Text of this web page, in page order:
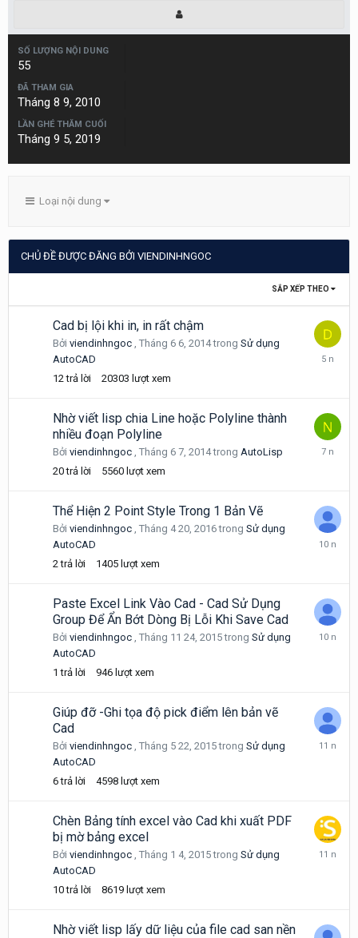
SỐ LƯỢNG NỘI DUNG
55
ĐÃ THAM GIA
Tháng 8 9, 2010
LẦN GHÉ THĂM CUỐI
Tháng 9 5, 2019
Loại nội dung
CHỦ ĐỀ ĐƯỢC ĐĂNG BỞI VIENDINHNGOC
SẮP XẾP THEO
Cad bị lội khi in, in rất chậm
Bởi viendinhngoc , Tháng 6 6, 2014trong Sử dụng
AutoCAD
12 trả lời 20303 lượt xem
Tháng
Nhờ viết lisp chia Line hoặc Polyline thành
nhiều đoạn Polyline
Bởi viendinhngoc , Tháng 6 7, 2014trong AutoLisp
20 trả lời 5560 lượt xem
Tháng
Thể Hiện 2 Point Style Trong 1 Bản Vẽ
Bởi viendinhngoc , Tháng 4 20, 2016trong Sử dụng
AutoCAD
2 trả lời 1405 lượt xem
Tháng
Paste Excel Link Vào Cad - Cad Sử Dụng
Group Để Ẩn Bớt Dòng Bị Lỗi Khi Save Cad
Bởi viendinhngoc , Tháng 11 24, 2015trong Sử dụng
AutoCAD
1 trả lời 946 lượt xem
Tháng
Giúp đỡ -Ghi tọa độ pick điểm lên bản vẽ
Cad
Bởi viendinhngoc , Tháng 5 22, 2015trong Sử dụng
AutoCAD
6 trả lời 4598 lượt xem
Tháng
Chèn Bảng tính excel vào Cad khi xuất PDF
bị mờ bảng excel
Bởi viendinhngoc , Tháng 1 4, 2015trong Sử dụng
AutoCAD
10 trả lời 8619 lượt xem
Tháng
Nhờ viết lisp lấy dữ liệu của file cad san nền